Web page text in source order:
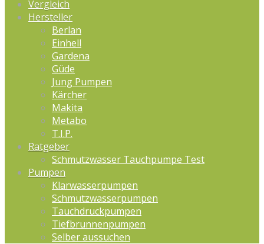
Vergleich
Hersteller
Berlan
Einhell
Gardena
Güde
Jung Pumpen
Kärcher
Makita
Metabo
T.I.P.
Ratgeber
Schmutzwasser Tauchpumpe Test
Pumpen
Klarwasserpumpen
Schmutzwasserpumpen
Tauchdruckpumpen
Tiefbrunnenpumpen
Selber aussuchen